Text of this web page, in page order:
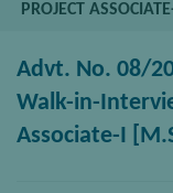
PROJECT
Advt. No. 08/
Walk-in-
Associate-I